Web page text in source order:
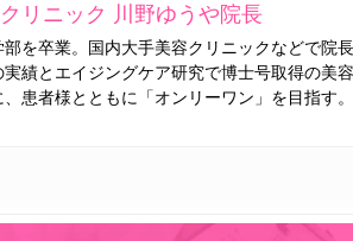
リニック 川野ゆうや院長
を卒業。国内大手美容クリニックなどで院
績とエイジングケア研究で博士号取得の美
患者様とともに「オンリーワン」を目指す。